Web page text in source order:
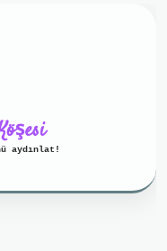
aydınlat!